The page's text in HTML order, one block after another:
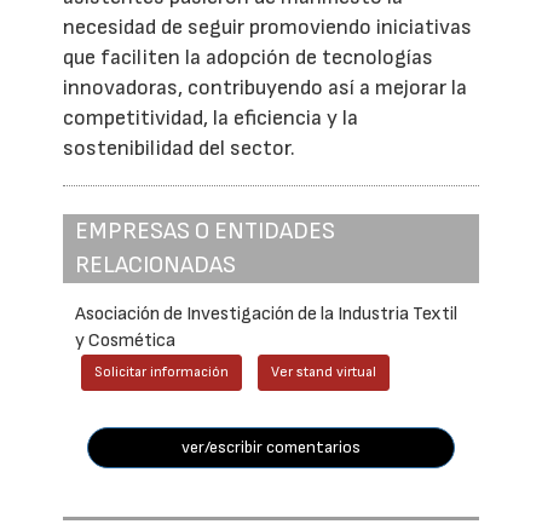
necesidad de seguir promoviendo iniciativas
que faciliten la adopción de tecnologías
innovadoras, contribuyendo así a mejorar la
competitividad, la eficiencia y la
sostenibilidad del sector.
EMPRESAS O ENTIDADES
RELACIONADAS
Asociación de Investigación de la Industria Textil
y Cosmética
Solicitar información Ver stand virtual
ver/escribir comentarios